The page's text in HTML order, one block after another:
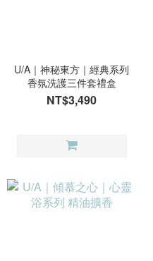
U/A｜神秘東方｜經典系列
香氛洗護三件套禮盒
NT$3,490